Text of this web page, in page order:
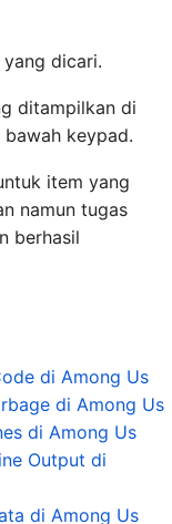
dicari.
ditampilkan di
keypad.
item yang
namun tugas
berhasil
di Among Us
di Among Us
di Among Us
Output di
di Among Us